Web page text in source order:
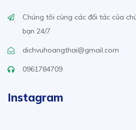
Chúng tôi cùng các đối tác của
bạn 24/7
dichvuhoangthai@gmail.com
0961784709
Instagram